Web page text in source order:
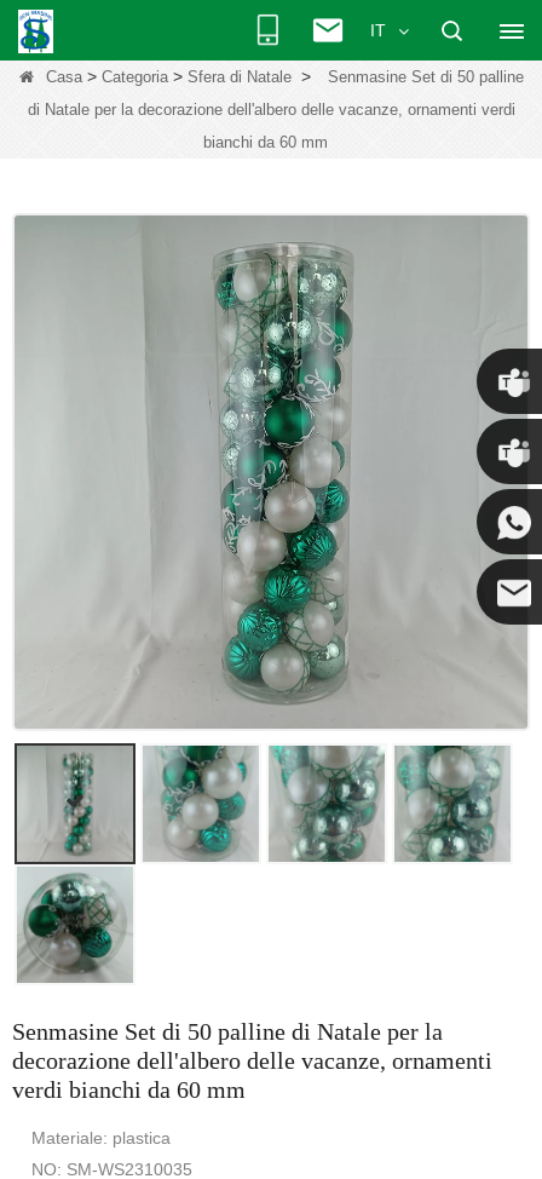
IT
Casa> Categoria> Sfera di Natale>
Senmasine Set di 50 palline
di Natale per la decorazione dell'albero delle vacanze, ornamenti verdi
bianchi da 60 mm
Senmasine Set di 50 palline di Natale per la
decorazione dell'albero delle vacanze, ornamenti
verdi bianchi da 60 mm
Materiale: plastica
NO: SM-WS2310035
Chris
Kenny